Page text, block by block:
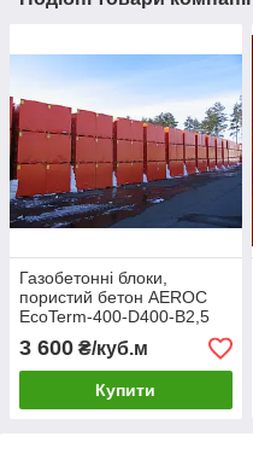
Газобетонні блоки,
пористий бетон AEROC
EcoTerm-400-D400-B2,5
УКРАЇНІ
3 600 ₴/куб.м
Купити